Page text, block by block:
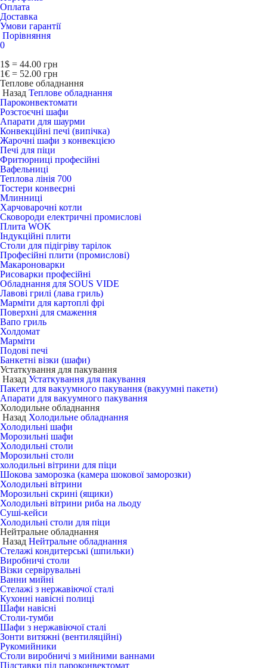
Оплата
Доставка
Умови гарантії
Порівняння
0
1$ = 44.00 грн
1€ = 52.00 грн
Теплове обладнання
Назад Теплове обладнання
Пароконвектомати
Розстоєчні шафи
Апарати для шаурми
Конвекційні печі (випічка)
Жарочні шафи з конвекцією
Печі для піци
Фритюрниці професійні
Вафельниці
Теплова лінія 700
Тостери конвеєрні
Млинниці
Харчоварочні котли
Сковороди електричні промислові
Плита WOK
Індукційні плити
Столи для підігріву тарілок
Професійні плити (промислові)
Макароноварки
Рисоварки професійні
Обладнання для SOUS VIDE
Лавові грилі (лава гриль)
Марміти для картоплі фрі
Поверхні для смаження
Вапо гриль
Холдомат
Марміти
Подові печі
Банкетні візки (шафи)
Устаткування для пакування
Назад Устаткування для пакування
Пакети для вакуумного пакування (вакуумні пакети)
Апарати для вакуумного пакування
Холодильне обладнання
Назад Холодильне обладнання
Холодильні шафи
Морозильні шафи
Холодильні столи
Морозильні столи
холодильні вітрини для піци
Шокова заморозка (камера шокової заморозки)
Холодильні вітрини
Морозильні скрині (ящики)
Холодильні вітрини риба на льоду
Суші-кейси
Холодильні столи для піци
Нейтральне обладнання
Назад Нейтральне обладнання
Стелажі кондитерські (шпильки)
Виробничі столи
Візки сервірувальні
Ванни мийні
Стелажі з нержавіючої сталі
Кухонні навісні полиці
Шафи навісні
Столи-тумби
Шафи з нержавіючої сталі
Зонти витяжні (вентиляційні)
Рукомийники
Столи виробничі з мийними ваннами
Підставки під пароконвектомат